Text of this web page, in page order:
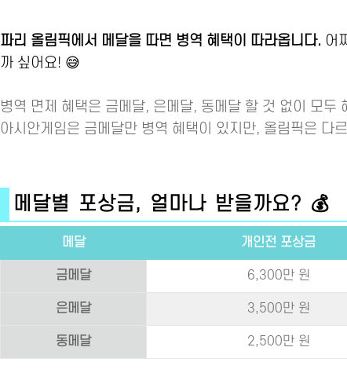
파리 올림픽에서 메달을 따면 병역 혜택이 따라옵니다. 어
까 싶어요! 😅
병역 면제 혜택은 금메달, 은메달, 동메달 할 것 없이 모두
아시안게임은 금메달만 병역 혜택이 있지만, 올림픽은 다
메달별 포상금, 얼마나 받을까요? 💰
메달 개인전 포상금
금메달 6,300만 원
은메달 3,500만 원
동메달 2,500만 원